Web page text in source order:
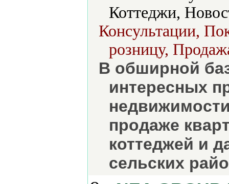
Коттеджи,
Консультации,
розницу,
В обширной
интересных
продаже
коттеджей и
сельских